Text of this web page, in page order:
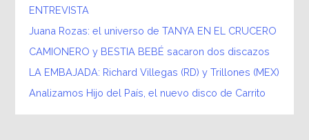
ENTREVISTA
Juana Rozas: el universo de TANYA EN EL CRUCERO
CAMIONERO y BESTIA BEBÉ sacaron dos discazos
LA EMBAJADA: Richard Villegas (RD) y Trillones (MEX)
Analizamos Hijo del País, el nuevo disco de Carrito